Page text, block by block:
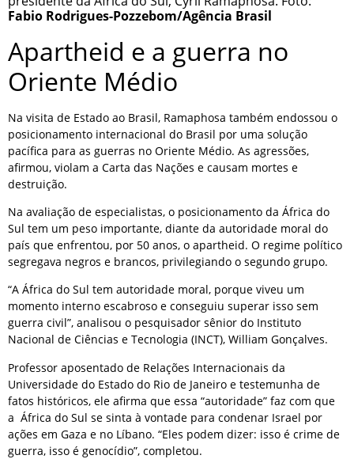
Fabio Rodrigues-Pozzebom/Agência Brasil
Apartheid e a guerra no
Oriente Médio
Na visita de Estado ao Brasil, Ramaphosa também endossou o
posicionamento internacional do Brasil por uma solução
pacífica para as guerras no Oriente Médio. As agressões,
afirmou, violam a Carta das Nações e causam mortes e
destruição.
Na avaliação de especialistas, o posicionamento da África do
Sul tem um peso importante, diante da autoridade moral do
país que enfrentou, por 50 anos, o apartheid. O regime político
segregava negros e brancos, privilegiando o segundo grupo.
“A África do Sul tem autoridade moral, porque viveu um
momento interno escabroso e conseguiu superar isso sem
guerra civil”, analisou o pesquisador sênior do Instituto
Nacional de Ciências e Tecnologia (INCT), William Gonçalves.
Professor aposentado de Relações Internacionais da
Universidade do Estado do Rio de Janeiro e testemunha de
fatos históricos, ele afirma que essa “autoridade” faz com que
a África do Sul se sinta à vontade para condenar Israel por
ações em Gaza e no Líbano. “Eles podem dizer: isso é crime de
guerra, isso é genocídio”, completou.